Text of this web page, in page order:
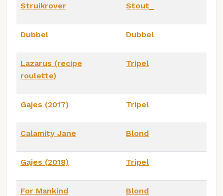
Struikrover Stout_
Dubbel Dubbel
Lazarus (recipe
roulette)
Tripel
Gajes (2017) Tripel
Calamity Jane Blond
Gajes (2018) Tripel
For Mankind Blond